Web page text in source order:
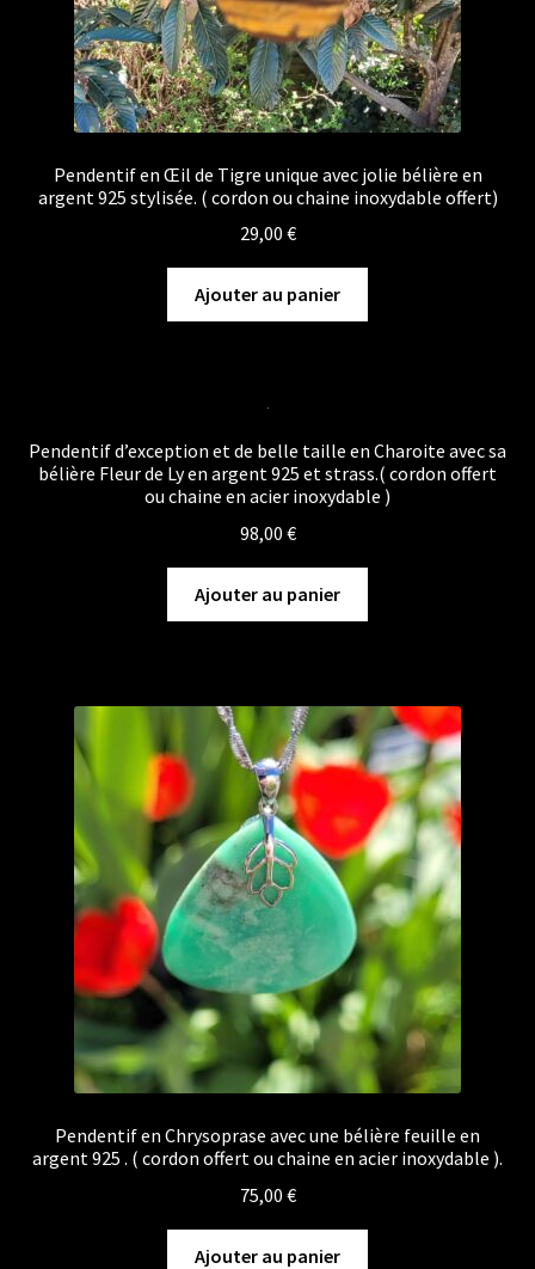
Pendentif en Œil de Tigre unique avec jolie bélière en
argent 925 stylisée. ( cordon ou chaine inoxydable offert)
29,00 €
Ajouter au panier
Pendentif d’exception et de belle taille en Charoite avec sa
bélière Fleur de Ly en argent 925 et strass.( cordon offert
ou chaine en acier inoxydable )
98,00 €
Ajouter au panier
Pendentif en Chrysoprase avec une bélière feuille en
argent 925 . ( cordon offert ou chaine en acier inoxydable ).
75,00 €
Ajouter au panier